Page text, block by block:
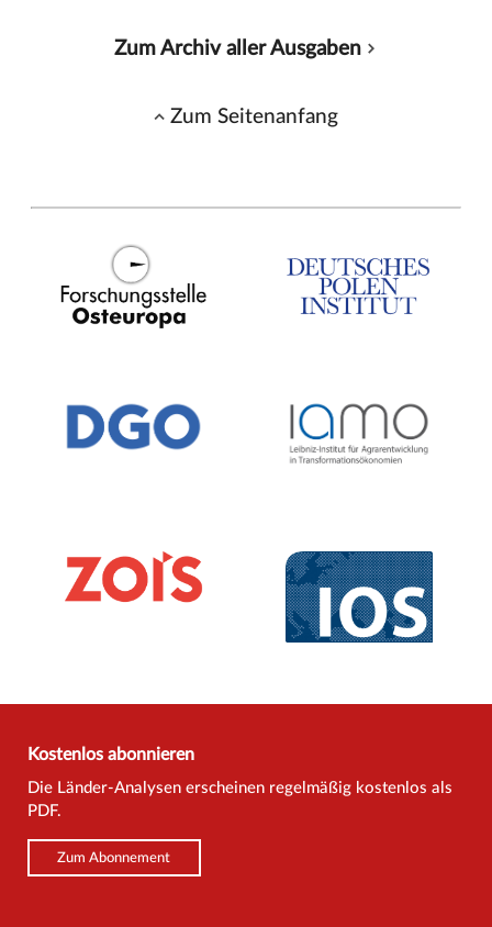
Zum Archiv aller Ausgaben
Zum Seitenanfang
Kostenlos abonnieren
Die Länder-Analysen erscheinen regelmäßig kostenlos als
PDF.
Zum Abonnement